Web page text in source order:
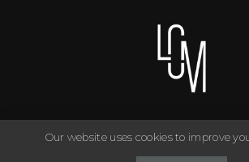
You can have anything you want in life if
Our website uses cookies to improve